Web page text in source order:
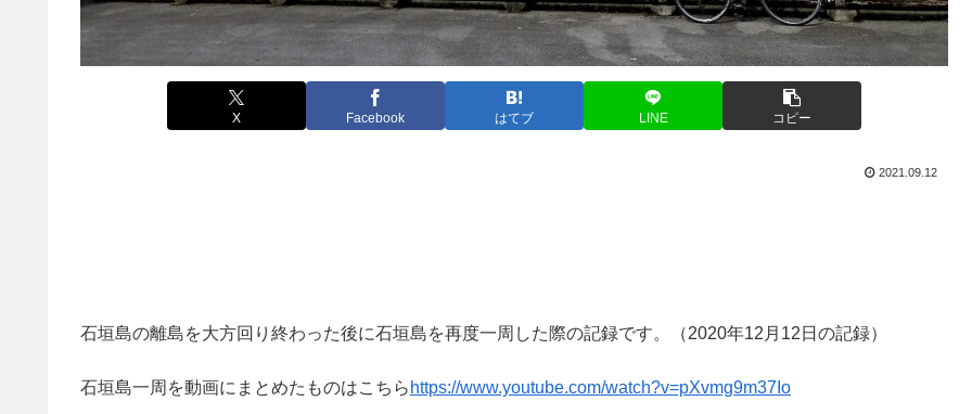
X Facebook はてブ LINE コピー
2021.09.12
石垣島の離島を大方回り終わった後に石垣島を再度一周した際の記録です。（2020年12月12日の記録）
石垣島一周を動画にまとめたものはこちら https://www.youtube.com/watch?v=pXvmg9m37Io